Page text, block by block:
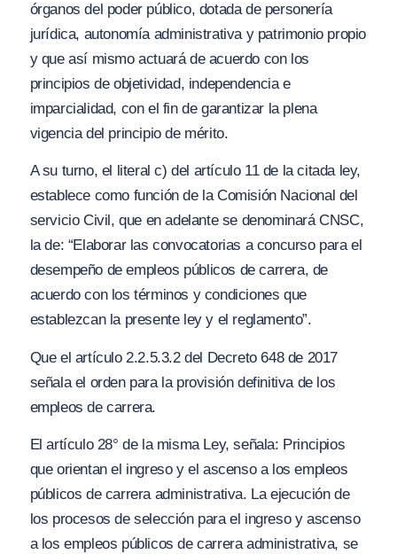
órganos del poder público, dotada de personería
jurídica, autonomía administrativa y patrimonio propio
y que así mismo actuará de acuerdo con los
principios de objetividad, independencia e
imparcialidad, con el fin de garantizar la plena
vigencia del principio de mérito.
A su turno, el literal c) del artículo 11 de la citada ley,
establece como función de la Comisión Nacional del
servicio Civil, que en adelante se denominará CNSC,
la de: “Elaborar las convocatorias a concurso para el
desempeño de empleos públicos de carrera, de
acuerdo con los términos y condiciones que
establezcan la presente ley y el reglamento”.
Que el artículo 2.2.5.3.2 del Decreto 648 de 2017
señala el orden para la provisión definitiva de los
empleos de carrera.
El artículo 28° de la misma Ley, señala: Principios
que orientan el ingreso y el ascenso a los empleos
públicos de carrera administrativa. La ejecución de
los procesos de selección para el ingreso y ascenso
a los empleos públicos de carrera administrativa, se